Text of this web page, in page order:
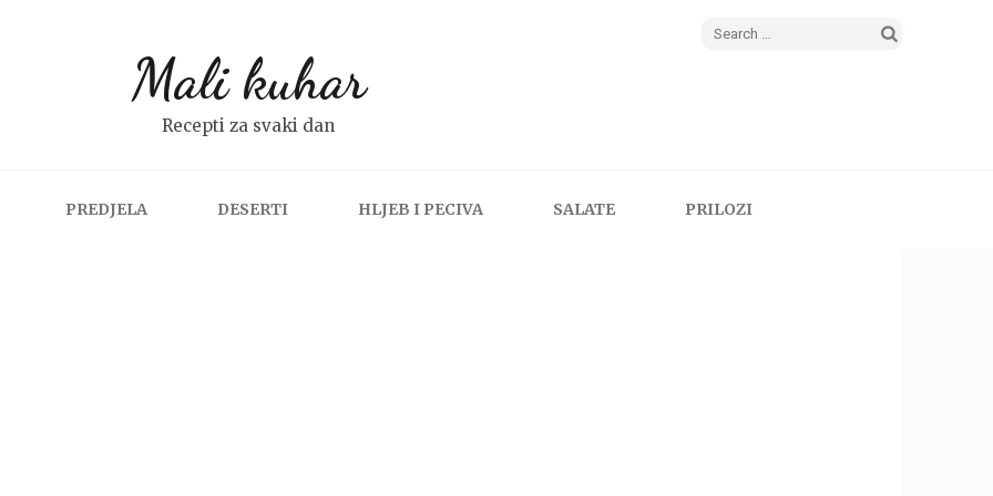
Search
Mali kuhar
Recepti za svaki dan
PREDJELA DESERTI HLJEB I PECIVA SALATE PRILOZI